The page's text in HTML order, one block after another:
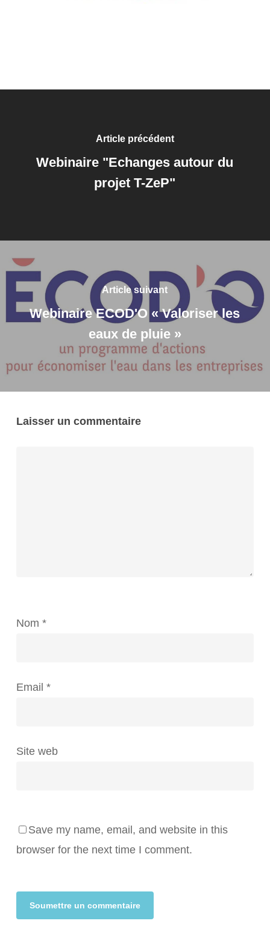
Article précédent
Webinaire "Echanges autour du
projet T-ZeP"
Article suivant
Webinaire ECOD'O « Valoriser les
eaux de pluie »
Laisser un commentaire
Nom *
Email *
Site web
Save my name, email, and website in this
browser for the next time I comment.